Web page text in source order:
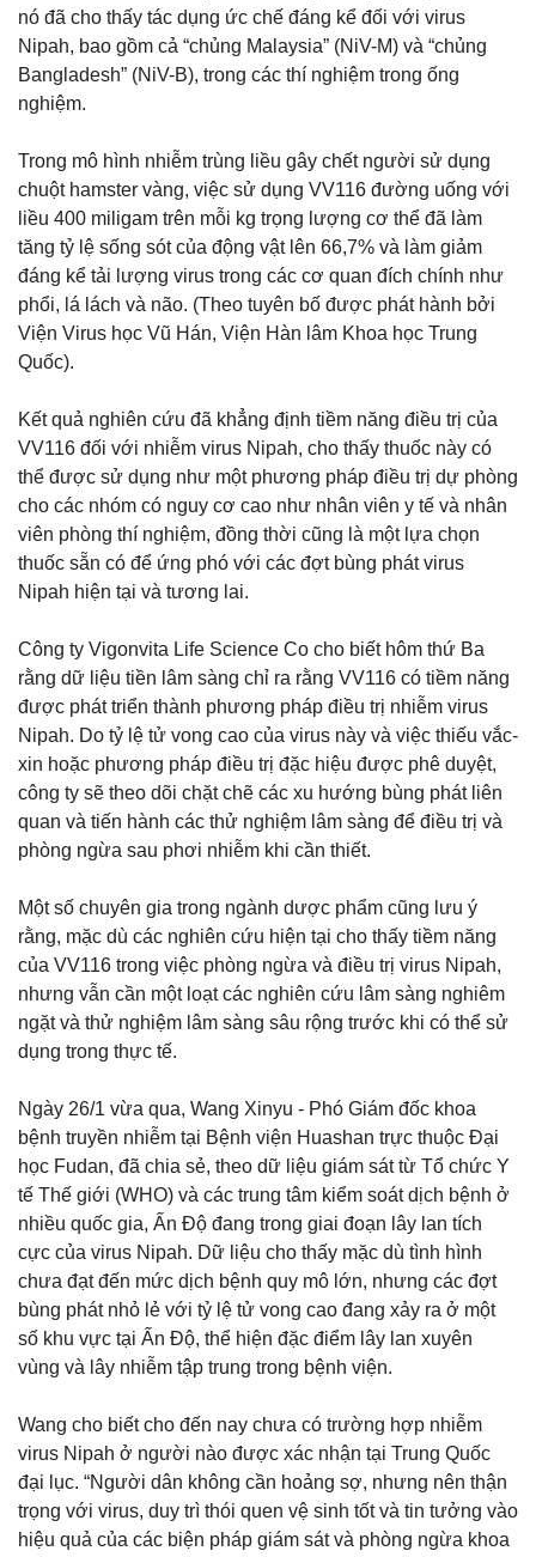
nó đã cho thấy tác dụng ức chế đáng kể đối với virus
Nipah, bao gồm cả “chủng Malaysia” (NiV-M) và “chủng
Bangladesh” (NiV-B), trong các thí nghiệm trong ống
nghiệm.
Trong mô hình nhiễm trùng liều gây chết người sử dụng
chuột hamster vàng, việc sử dụng VV116 đường uống với
liều 400 miligam trên mỗi kg trọng lượng cơ thể đã làm
tăng tỷ lệ sống sót của động vật lên 66,7% và làm giảm
đáng kể tải lượng virus trong các cơ quan đích chính như
phổi, lá lách và não. (Theo tuyên bố được phát hành bởi
Viện Virus học Vũ Hán, Viện Hàn lâm Khoa học Trung
Quốc).
Kết quả nghiên cứu đã khẳng định tiềm năng điều trị của
VV116 đối với nhiễm virus Nipah, cho thấy thuốc này có
thể được sử dụng như một phương pháp điều trị dự phòng
cho các nhóm có nguy cơ cao như nhân viên y tế và nhân
viên phòng thí nghiệm, đồng thời cũng là một lựa chọn
thuốc sẵn có để ứng phó với các đợt bùng phát virus
Nipah hiện tại và tương lai.
Công ty Vigonvita Life Science Co cho biết hôm thứ Ba
rằng dữ liệu tiền lâm sàng chỉ ra rằng VV116 có tiềm năng
được phát triển thành phương pháp điều trị nhiễm virus
Nipah. Do tỷ lệ tử vong cao của virus này và việc thiếu vắc-
xin hoặc phương pháp điều trị đặc hiệu được phê duyệt,
công ty sẽ theo dõi chặt chẽ các xu hướng bùng phát liên
quan và tiến hành các thử nghiệm lâm sàng để điều trị và
phòng ngừa sau phơi nhiễm khi cần thiết.
Một số chuyên gia trong ngành dược phẩm cũng lưu ý
rằng, mặc dù các nghiên cứu hiện tại cho thấy tiềm năng
của VV116 trong việc phòng ngừa và điều trị virus Nipah,
nhưng vẫn cần một loạt các nghiên cứu lâm sàng nghiêm
ngặt và thử nghiệm lâm sàng sâu rộng trước khi có thể sử
dụng trong thực tế.
Ngày 26/1 vừa qua, Wang Xinyu - Phó Giám đốc khoa
bệnh truyền nhiễm tại Bệnh viện Huashan trực thuộc Đại
học Fudan, đã chia sẻ, theo dữ liệu giám sát từ Tổ chức Y
tế Thế giới (WHO) và các trung tâm kiểm soát dịch bệnh ở
nhiều quốc gia, Ấn Độ đang trong giai đoạn lây lan tích
cực của virus Nipah. Dữ liệu cho thấy mặc dù tình hình
chưa đạt đến mức dịch bệnh quy mô lớn, nhưng các đợt
bùng phát nhỏ lẻ với tỷ lệ tử vong cao đang xảy ra ở một
số khu vực tại Ấn Độ, thể hiện đặc điểm lây lan xuyên
vùng và lây nhiễm tập trung trong bệnh viện.
Wang cho biết cho đến nay chưa có trường hợp nhiễm
virus Nipah ở người nào được xác nhận tại Trung Quốc
đại lục. “Người dân không cần hoảng sợ, nhưng nên thận
trọng với virus, duy trì thói quen vệ sinh tốt và tin tưởng vào
hiệu quả của các biện pháp giám sát và phòng ngừa khoa